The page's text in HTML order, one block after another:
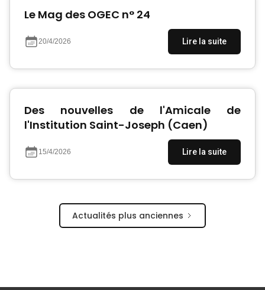
Le Mag des OGEC n° 24
20/4/2026 Lire la suite
Des nouvelles de l'Amicale de
l'Institution Saint-Joseph (Caen)
15/4/2026 Lire la suite
Actualités plus anciennes